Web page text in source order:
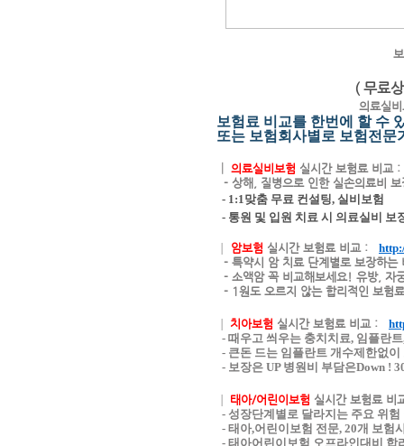
( 무료
의료실
보험료 비교를 한번에 할 수
또는 보험회사별로 보험전문
의료실비보험 실시간 보험료 비교
- 상해, 질병으로 인한 실손의료비 보
- 1:1맞춤 무료 컨설팅, 실비보험
- 통원 및 입원 치료 시 의료실비 보
암보험 실시간 보험료 비교 :
- 특약시 암 치료 단계별로 보장하는
- 소액암 꼭 비교해보세요! 유방, 자
- 1원도 오르지 않는 합리적인 보험
치아보험 실시간 보험료 비교 :
- 때우고 씌우는 충치치료, 임플란
- 큰돈 드는 임플란트 개수제한없이
- 보장은 UP 병원비 부담은Down !
태아/어린이보험 실시간 보험료 비
- 성장단계별로 달라지는 주요 위
- 태아,어린이보험 전문, 20개 보험
- 태아어린이보험 오프라인대비